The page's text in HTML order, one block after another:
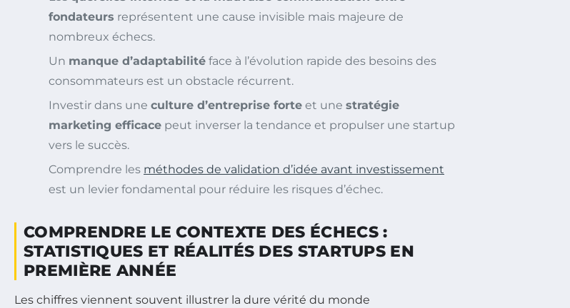
fondateurs représentent une cause invisible mais majeure de
nombreux échecs.
Un manque d’adaptabilité face à l’évolution rapide des besoins des
consommateurs est un obstacle récurrent.
Investir dans une culture d’entreprise forte et une stratégie
marketing efficace peut inverser la tendance et propulser une startup
vers le succès.
Comprendre les méthodes de validation d’idée avant investissement
est un levier fondamental pour réduire les risques d’échec.
COMPRENDRE LE CONTEXTE DES ÉCHECS :
STATISTIQUES ET RÉALITÉS DES STARTUPS EN
PREMIÈRE ANNÉE
Les chiffres viennent souvent illustrer la dure vérité du monde